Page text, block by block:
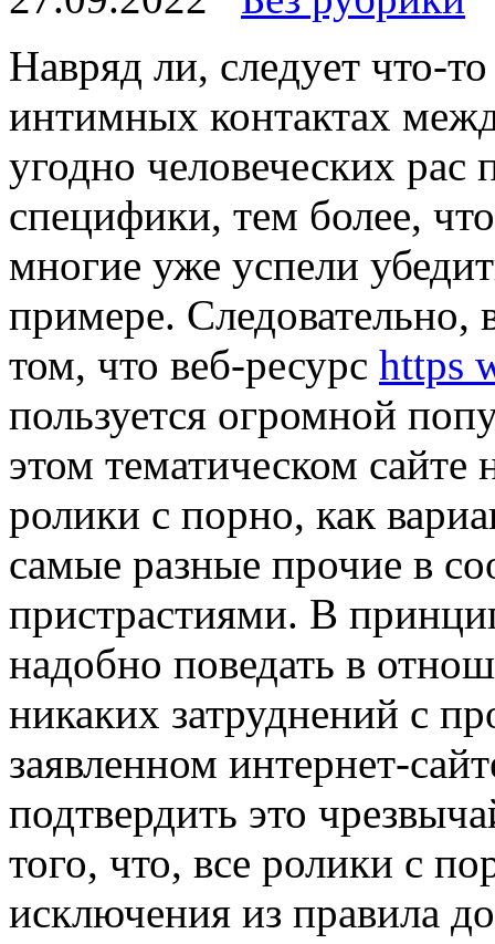
Нaвряд ли, слeдуeт что-
интимных контактах
угодно человеческих рас
специфики, тем более,
многие уже успели
примере. Следовательно,
том, что веб-ресурс https
пользуется огромной
этом тематическом сайте
ролики с порно, как
самые разные прочие в
пристрастиями. В
надобно поведать в
никаких затруднений с
заявленном интернет-
подтвердить это
того, что, все ролики с
исключения из правила